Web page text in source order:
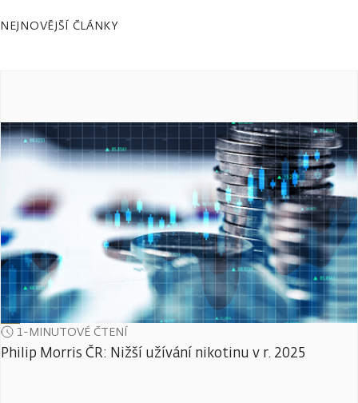
NEJNOVĚJŠÍ ČLÁNKY
1-MINUTOVÉ ČTENÍ
Philip Morris ČR: Nižší užívání nikotinu v r. 2025